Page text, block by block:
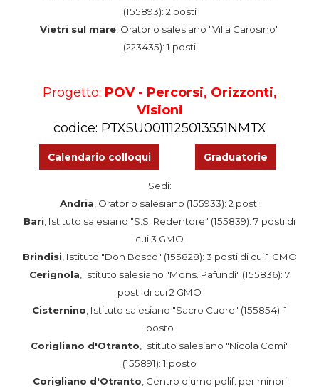
(155893): 2 posti
Vietri sul mare , Oratorio salesiano "Villa Carosino"
(223435): 1 posti
Progetto: POV - Percorsi, Orizzonti,
Visioni
codice: PTXSU0011125013551NMTX
Calendario colloqui Graduatorie
Sedi:
Andria , Oratorio salesiano (155933): 2 posti
Bari , Istituto salesiano "S.S. Redentore" (155839): 7 posti di
cui 3 GMO
Brindisi , Istituto "Don Bosco" (155828): 3 posti di cui 1 GMO
Cerignola , Istituto salesiano "Mons. Pafundi" (155836): 7
posti di cui 2 GMO
Cisternino , Istituto salesiano "Sacro Cuore" (155854): 1
posto
Corigliano d'Otranto , Istituto salesiano "Nicola Comi"
(155891): 1 posto
Corigliano d'Otranto , Centro diurno polif. per minori